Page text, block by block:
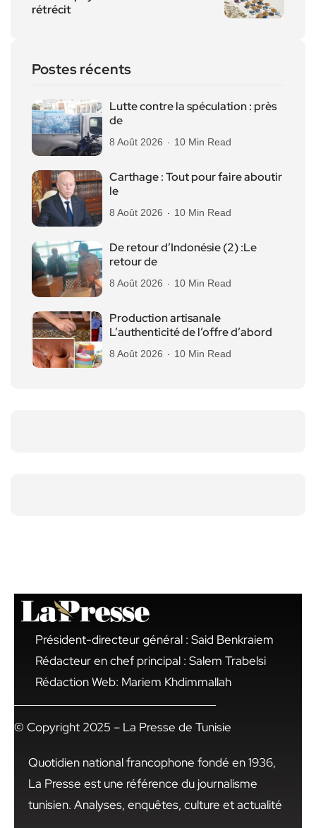
rétrécit
Postes récents
Lutte contre la spéculation : près
de
8 Août 2026 10 Min Read
Carthage : Tout pour faire aboutir
le
8 Août 2026 10 Min Read
De retour d’Indonésie (2) :Le
retour de
8 Août 2026 10 Min Read
Production artisanale
L’authenticité de l’offre d’abord
8 Août 2026 10 Min Read
Président-directeur général : Said Benkraiem
Rédacteur en chef principal : Salem Trabelsi
Rédaction Web: Mariem Khdimmallah
© Copyright 2025 – La Presse de Tunisie
Quotidien national francophone fondé en 1936,
La Presse est une référence du journalisme
tunisien. Analyses, enquêtes, culture et actualité